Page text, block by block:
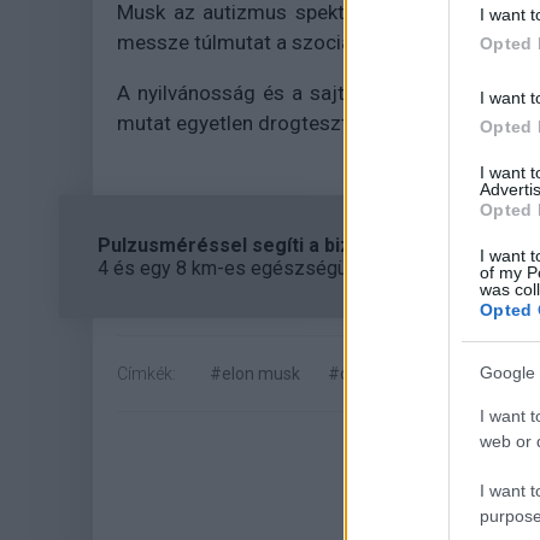
I want
Opted
I want
Opted
I want
Opted
I want
of my
was
Opted
Google
I want
web or
I want
Musk az autizmus spektrumán van, és ezért
messze túlmutat a szociális nehézségeken.
A nyilvánosság és a sajtó tehát továbbra is
mutat egyetlen drogteszt.
Pulzusméréssel segíti a biztonságos mozgást
4 és egy 8 km-es egészségügyi tanösvény nyílt
Címkék: #elon musk #drogteszt